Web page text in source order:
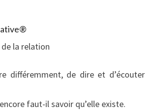
la relation
différemment, de dire et d’écouter
faut-il savoir qu’elle existe.